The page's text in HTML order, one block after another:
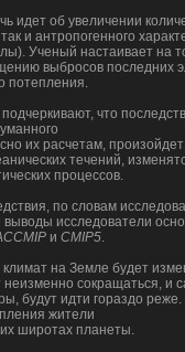
идет об увеличении
и антропогенного
Ученый настаивает на
выбросов последних
потепления.
что
их расчетам, произойдет
течений,
процессов.
по словам
выводы исследователи
и CMIP5.
климат на Земле будет
сокращаться, и
будут идти гораздо
жители
широтах планеты.